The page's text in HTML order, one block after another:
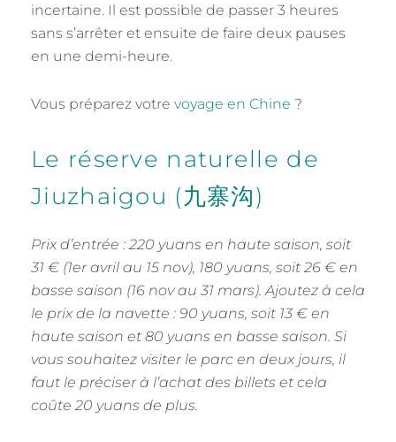
incertaine. Il est possible de passer 3 heures
sans s’arrêter et ensuite de faire deux pauses
en une demi-heure.
Vous préparez votre voyage en Chine ?
Le réserve naturelle de
Jiuzhaigou (九寨沟)
Prix d’entrée : 220 yuans en haute saison, soit
31 € (1er avril au 15 nov), 180 yuans, soit 26 € en
basse saison (16 nov au 31 mars). Ajoutez à cela
le prix de la navette : 90 yuans, soit 13 € en
haute saison et 80 yuans en basse saison. Si
vous souhaitez visiter le parc en deux jours, il
faut le préciser à l’achat des billets et cela
coûte 20 yuans de plus.